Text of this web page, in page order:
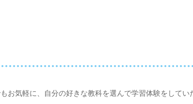
気軽に、自分の好きな教科を選んで学習体験をしてい